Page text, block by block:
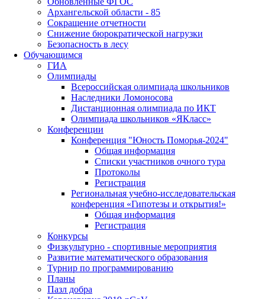
Архангельской области - 85
Сокращение отчетности
Снижение бюрократической нагрузки
Безопасность в лесу
Обучающимся
ГИА
Олимпиады
Всероссийская олимпиада школьников
Наследники Ломоносова
Дистанционная олимпиада по ИКТ
Олимпиада школьников «ЯКласс»
Конференции
Конференция "Юность Поморья-2024"
Общая информация
Списки участников очного тура
Протоколы
Регистрация
Региональная учебно-исследовательская
конференция «Гипотезы и открытия!»
Общая информация
Регистрация
Конкурсы
Физкультурно - спортивные мероприятия
Развитие математического образования
Турнир по программированию
Планы
Пазл добра